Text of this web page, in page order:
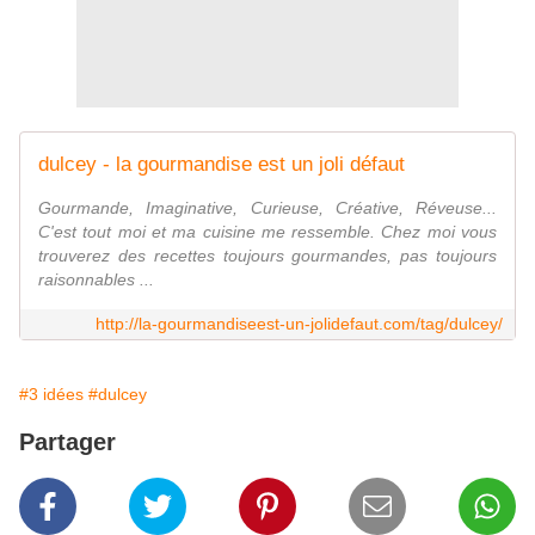
dulcey - la gourmandise est un joli défaut
Gourmande, Imaginative, Curieuse, Créative, Réveuse...
C'est tout moi et ma cuisine me ressemble. Chez moi vous
trouverez des recettes toujours gourmandes, pas toujours
raisonnables ...
http://la-gourmandiseest-un-jolidefaut.com/tag/dulcey/
#3 idées #dulcey
Partager